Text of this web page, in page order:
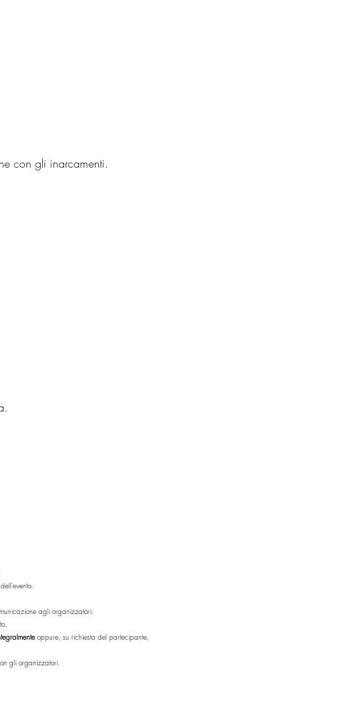
con gli inarcamenti.
agli organizzatori;
oppure, su richiesta del partecipante,
gli organizzatori.